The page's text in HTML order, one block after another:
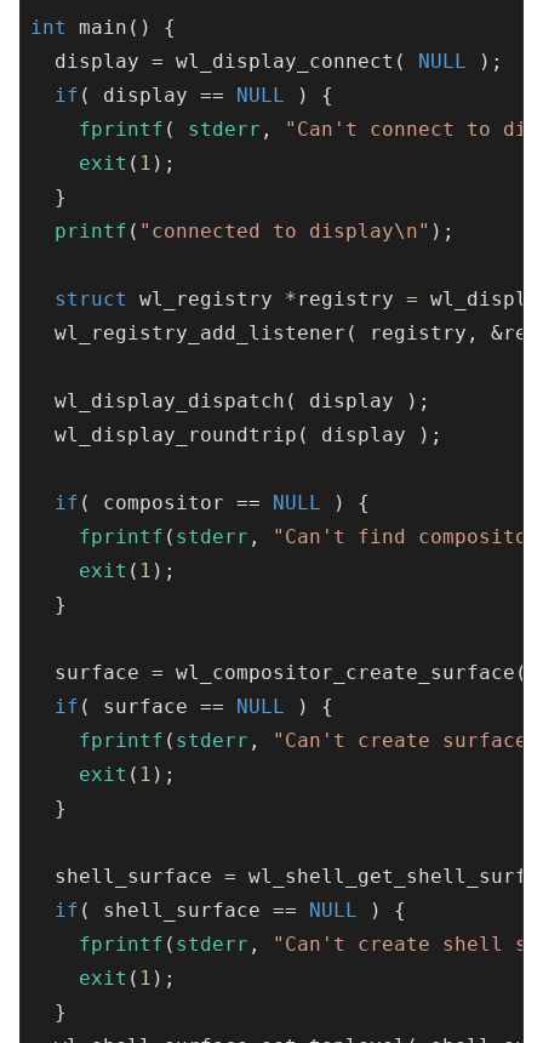
int main ()
{
  display = wl_display_connect(
NULL );
if ( display == NULL ) {
fprintf ( stderr ,
"Can't connect to
exit ( 1 );
  }
printf ( "connected to display\n" );
struct wl_registry * registry =
wl_registry_add_listener( registry,
  wl_display_dispatch( display );
  wl_display_roundtrip( display );
if ( compositor == NULL ) {
fprintf ( stderr ,
"Can't find
exit ( 1 );
  }
surface = wl_compositor_create_surface(
if ( surface == NULL ) {
fprintf ( stderr ,
"Can't create
exit ( 1 );
  }
shell_surface =
if ( shell_surface == NULL ) {
fprintf ( stderr ,
"Can't create shell
exit ( 1 );
  }